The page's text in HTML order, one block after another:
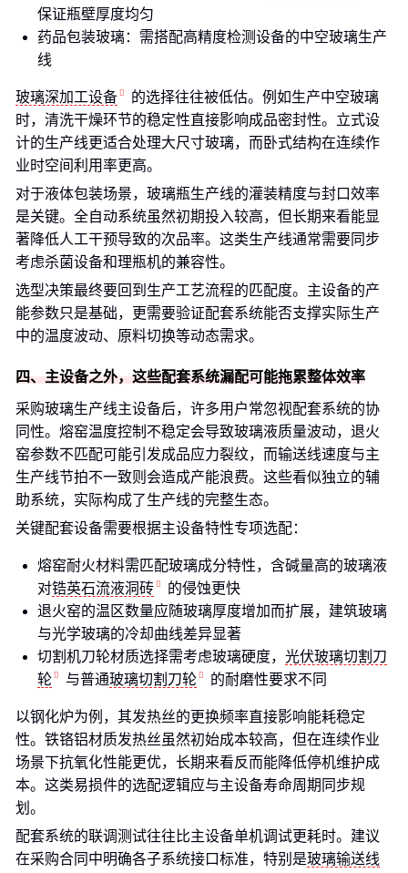
保证瓶壁厚度均匀
药品包装玻璃：需搭配高精度检测设备的中空玻璃生产
线
玻璃深加工设备
的选择往往被低估。例如生产中空玻璃
时，清洗干燥环节的稳定性直接影响成品密封性。立式设
计的生产线更适合处理大尺寸玻璃，而卧式结构在连续作
业时空间利用率更高。
对于液体包装场景，玻璃瓶生产线的灌装精度与封口效率
是关键。全自动系统虽然初期投入较高，但长期来看能显
著降低人工干预导致的次品率。这类生产线通常需要同步
考虑杀菌设备和理瓶机的兼容性。
选型决策最终要回到生产工艺流程的匹配度。主设备的产
能参数只是基础，更需要验证配套系统能否支撑实际生产
中的温度波动、原料切换等动态需求。
四、主设备之外，这些配套系统漏配可能拖累整体效率
采购玻璃生产线主设备后，许多用户常忽视配套系统的协
同性。熔窑温度控制不稳定会导致玻璃液质量波动，退火
窑参数不匹配可能引发成品应力裂纹，而输送线速度与主
生产线节拍不一致则会造成产能浪费。这些看似独立的辅
助系统，实际构成了生产线的完整生态。
关键配套设备需要根据主设备特性专项选配：
熔窑耐火材料需匹配玻璃成分特性，含碱量高的玻璃液
对锆英石流液洞砖
的侵蚀更快
退火窑的温区数量应随玻璃厚度增加而扩展，建筑玻璃
与光学玻璃的冷却曲线差异显著
切割机刀轮材质选择需考虑玻璃硬度， 光伏玻璃切割刀
轮
与普通玻璃切割刀轮 的耐磨性要求不同
以钢化炉为例，其发热丝的更换频率直接影响能耗稳定
性。铁铬铝材质发热丝虽然初始成本较高，但在连续作业
场景下抗氧化性能更优，长期来看反而能降低停机维护成
本。这类易损件的选配逻辑应与主设备寿命周期同步规
划。
配套系统的联调测试往往比主设备单机调试更耗时。建议
在采购合同中明确各子系统接口标准，特别是玻璃输送线